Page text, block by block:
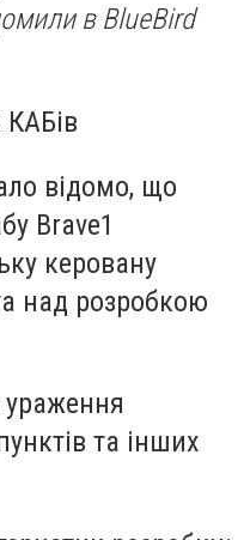
в BlueBird
КАБів
відомо, що
Brave1
керовану
над розробкою
та інших